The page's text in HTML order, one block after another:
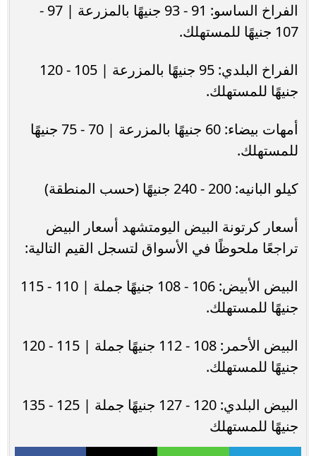
الفراخ الساسو: 91 - 93 جنيهًا بالمزرعة | 97 -
107 جنيهًا للمستهلك.
الفراخ البلدي: 95 جنيهًا بالمزرعة | 105 - 120
جنيهًا للمستهلك.
أمهات بيضاء: 60 جنيهًا بالمزرعة | 70 - 75 جنيهًا
للمستهلك.
كيلو البانيه: 200 - 240 جنيهًا (حسب المنطقة)
أسعار كرتونة البيض اليومتشهد أسعار البيض
تراجعًا ملحوظًا في الأسواق لتسجل القيم التالية:
البيض الأبيض: 106 - 108 جنيهًا جملة | 110 - 115
جنيهًا للمستهلك.
البيض الأحمر: 108 - 112 جنيهًا جملة | 115 - 120
جنيهًا للمستهلك.
البيض البلدي: 120 - 127 جنيهًا جملة | 125 - 135
جنيهًا للمستهلك